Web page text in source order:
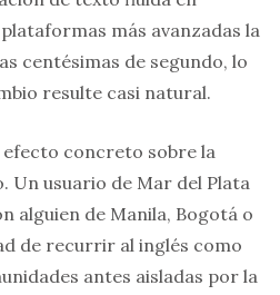
más avanzadas la
centésimas de segundo, lo
resulte casi natural.
concreto sobre la
Un usuario de Mar del Plata
alguien de Manila, Bogotá o
de recurrir al inglés como
antes aisladas por la